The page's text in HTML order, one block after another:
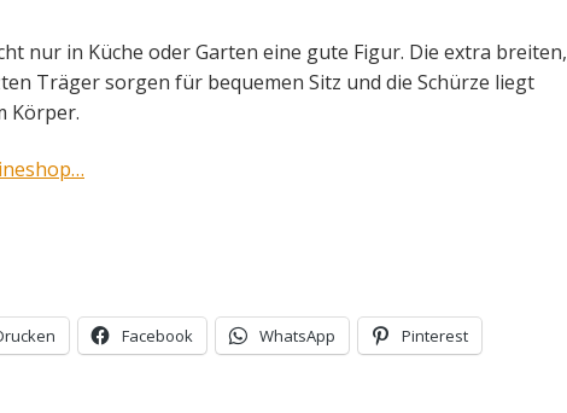
nur in Küche oder Garten eine gute Figur. Die extra breiten,
Träger sorgen für bequemen Sitz und die Schürze liegt
Körper.
Facebook WhatsApp Pinterest